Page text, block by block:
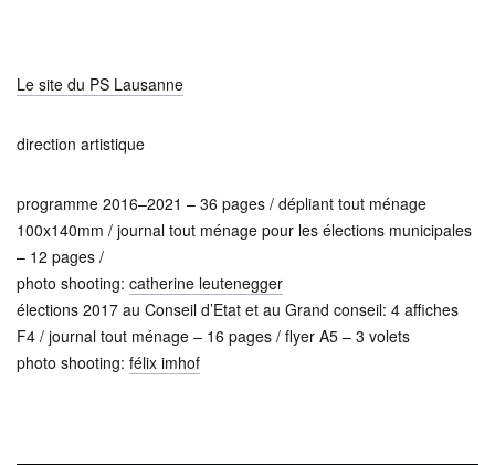
Le site du PS Lausanne
direction artistique
programme 2016–2021 – 36 pages / dépliant tout ménage
100x140mm / journal tout ménage pour les élections municipales
– 12 pages /
photo shooting: catherine leutenegger
élections 2017 au Conseil d’Etat et au Grand conseil: 4 affiches
F4 / journal tout ménage – 16 pages / flyer A5 – 3 volets
photo shooting: félix imhof